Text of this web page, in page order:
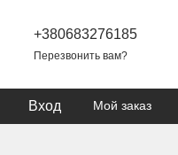
+380683276185
Перезвонить вам?
Вход Мой заказ